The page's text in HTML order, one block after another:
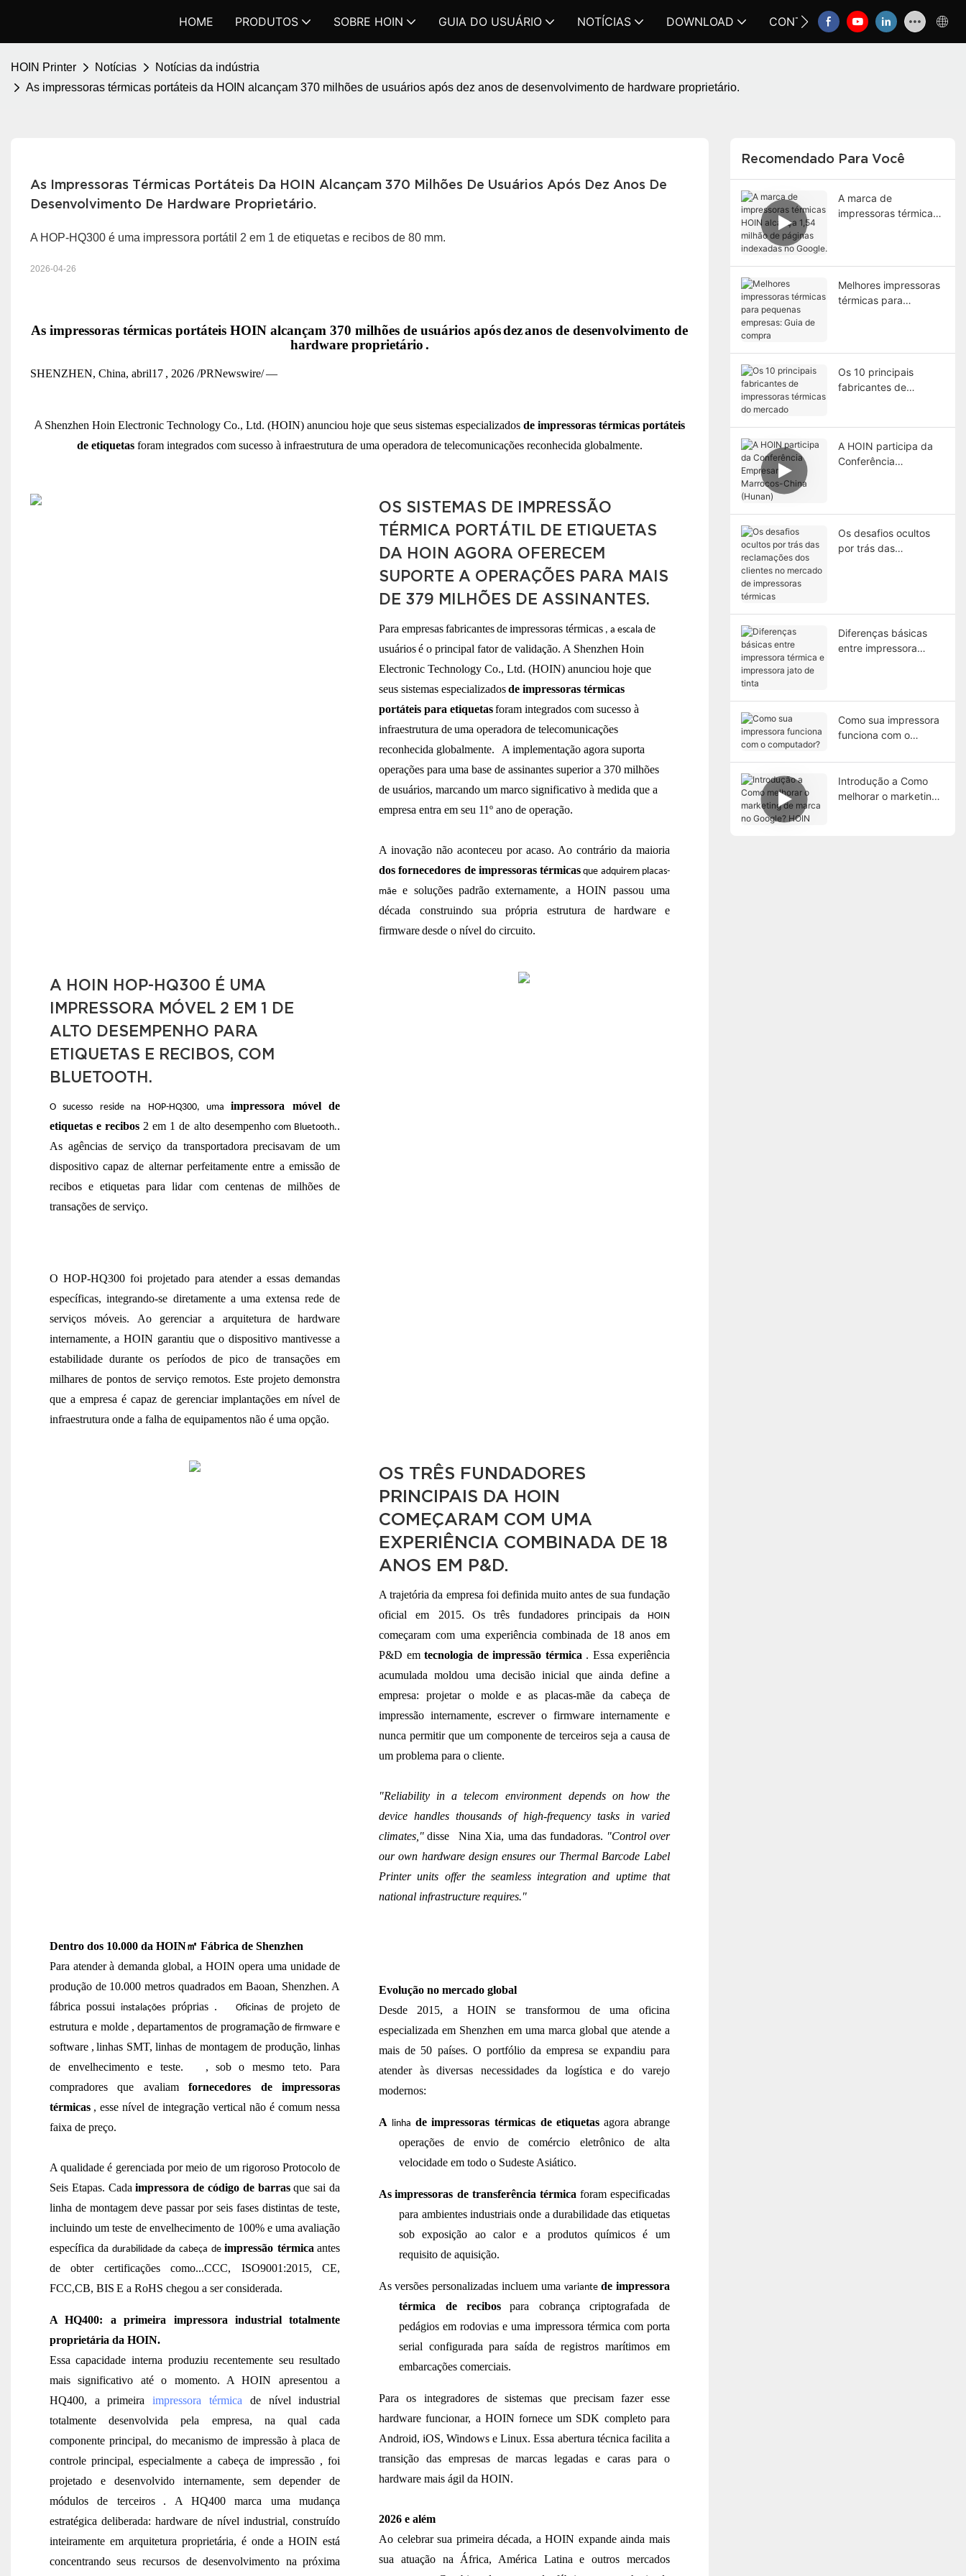
HOME PRODUTOS SOBRE HOIN GUIA DO USUÁRIO NOTÍCIAS DOWNLOAD CONTATE-NOS FAQ
HOIN Printer Notícias
Notícias da indústria
As impressoras térmicas portáteis da HOIN alcançam 370 milhões de usuários após dez anos de desenvolvimento de hardware proprietário.
As Impressoras Térmicas Portáteis Da HOIN Alcançam 370 Milhões De Usuários Após Dez Anos De
Desenvolvimento De Hardware Proprietário.
A HOP-HQ300 é uma impressora portátil 2 em 1 de etiquetas e recibos de 80 mm.
2026-04-26
As impressoras térmicas portáteis HOIN alcançam 370 milhões de usuários apósdezanos de desenvolvimento de
hardware proprietário.
SHENZHEN, China, abril17 , 2026 /PRNewswire/—
A Shenzhen Hoin Electronic Technology Co., Ltd. (HOIN) anunciou hoje que seus sistemas especializados de impressoras térmicas portáteis
de etiquetas foram integrados com sucesso à infraestrutura de uma operadora de telecomunicações reconhecida globalmente.
OS SISTEMAS DE IMPRESSÃO
TÉRMICA PORTÁTIL DE ETIQUETAS
DA HOIN AGORA OFERECEM
SUPORTE A OPERAÇÕES PARA MAIS
DE 379 MILHÕES DE ASSINANTES.
Para empresasfabricantesdeimpressoras térmicas , a escalade
usuáriosé o principal fator de validação. A Shenzhen Hoin
Electronic Technology Co., Ltd. (HOIN) anunciou hoje que
seus sistemas especializadosde impressoras térmicas
portáteis para etiquetasforam integrados com sucesso à
infraestrutura deuma operadora de telecomunicações
reconhecida globalmente.
A implementação agora suporta
operações para uma base de assinantes superior a 370 milhões
de usuários, marcando um marco significativo à medida que a
empresa entra em seu 11º ano de operação.
A inovação não aconteceu por acaso. Ao contrário da maioria
dos fornecedores de impressoras térmicas que adquirem placas-
mãee soluções padrão externamente, a HOIN passou uma
década construindo sua própria estrutura de hardware
e
firmwaredesde o nível do circuito.
A HOIN HOP-HQ300 É UMA
IMPRESSORA MÓVEL 2 EM 1 DE
ALTO DESEMPENHO PARA
ETIQUETAS E RECIBOS, COM
BLUETOOTH.
O sucesso reside na HOP-HQ300, umaimpressora móvel de
etiquetas e recibos 2 em 1 de alto desempenhocom Bluetooth..
As agências de serviço da transportadora precisavam de um
dispositivo capaz de alternar perfeitamente entre a emissão de
recibos e etiquetas para lidar com centenas de milhões de
transações de serviço.
O HOP-HQ300 foi projetado para atender a essas demandas
específicas, integrando-se diretamente a uma extensa rede de
serviços móveis. Ao gerenciar a arquitetura de hardware
internamente, a HOIN garantiu que o dispositivo mantivesse a
estabilidade durante os períodos de pico de transações em
milhares de pontos de serviço remotos. Este projeto demonstra
que a empresa é capaz de gerenciar implantações em nível de
infraestrutura onde a falha de equipamentos não é uma opção.
OS TRÊS FUNDADORES
PRINCIPAIS DA HOIN
COMEÇARAM COM UMA
EXPERIÊNCIA COMBINADA DE 18
ANOS EM P&D.
A trajetória da empresa foi definida muito antes de sua fundação
oficial em 2015.
Os três fundadores principais da HOIN
começaram com uma experiência combinada de 18 anos em
P&D em tecnologia de impressão térmica . Essa experiência
acumulada moldou uma decisão inicial que ainda define a
empresa: projetar o molde e as placas-mãe da cabeça de
impressão internamente, escrever o firmware internamente e
nunca permitir que um componente de terceiros seja a causa de
um problema para o cliente.
"Reliability in a telecom environment depends on how the
device handles thousands of high-frequency tasks in varied
climates," disse Nina Xia, uma das fundadoras. "Control over
our own hardware design ensures our Thermal Barcode Label
Printer units offer the seamless integration and uptime that
national infrastructure requires."
Dentro dos 10.000 da HOIN㎡ Fábrica de Shenzhen
Para atender à demanda global, a HOIN opera uma unidade de
produção de 10.000 metros quadrados em Baoan, Shenzhen. A
fábrica possui instalações próprias . Oficinas de projeto de
estrutura e molde , departamentos de programaçãode firmwaree
software , linhas SMT, linhas de montagem de produção, linhas
de envelhecimento e teste.
,
sob o mesmo teto. Para
compradores que avaliam
fornecedores de impressoras
térmicas , esse nível de integração vertical não é comum nessa
faixa de preço.
A qualidade é gerenciada por meio de um rigoroso Protocolo de
Seis Etapas. Cada impressora de código de barras que sai da
linha de montagem deve passar por seis fases distintas de teste,
incluindo um teste de envelhecimento de 100% e uma avaliação
específica da durabilidade da cabeça deimpressão térmica antes
de obter certificações como...CCC, ISO9001:2015, CE,
FCC,CB, BIS E a RoHS chegou a ser considerada.
A HQ400: a primeira impressora industrial totalmente
proprietária da HOIN.
Essa capacidade interna produziu recentemente seu resultado
mais significativo até o momento. A HOIN apresentou a
HQ400, a primeiraimpressora térmica de nível industrial
totalmente desenvolvida pela empresa, na qual cada
componente principal, do mecanismo de impressão à placa de
controle principal, especialmente a cabeça de impressão , foi
projetado e desenvolvido internamente, sem depender de
módulos de terceiros
.
A HQ400 marca uma mudança
estratégica deliberada: hardware de nível industrial, construído
inteiramente em arquitetura proprietária, é onde a HOIN está
concentrando seus recursos de desenvolvimento na próxima
Evolução no mercado global
Desde 2015, a HOIN se transformou de uma oficina
especializada em Shenzhen em uma marca global que atende a
mais de 50 países. O portfólio da empresa se expandiu para
atender às diversas necessidades da logística e do varejo
modernos:
A linha de impressoras térmicas de etiquetas agora abrange
operações de envio de comércio eletrônico de alta
velocidade em todo o Sudeste Asiático.
As impressoras de transferência térmica foram especificadas
para ambientes industriais onde a durabilidade das etiquetas
sob exposição ao calor e a produtos químicos é um
requisito de aquisição.
As versões personalizadas incluem uma variante de impressora
térmica de recibos
para cobrança criptografada de
pedágios em rodovias e uma impressora térmica com porta
serial configurada para saída de registros marítimos em
embarcações comerciais.
Para os integradores de sistemas que precisam fazer esse
hardware funcionar, a HOIN fornece um SDK completo para
Android, iOS, Windows e Linux. Essa abertura técnica facilita a
transição das empresas de marcas legadas e caras para o
hardware mais ágil da HOIN.
2026 e além
Ao celebrar sua primeira década, a HOIN expande ainda mais
sua atuação na África, América Latina e outros mercados
Recomendado Para Você
A marca de
impressoras térmicas
Melhores impressoras
térmicas para
Os 10 principais
fabricantes de
A HOIN participa da
Conferência
Os desafios ocultos
por trás das
Diferenças básicas
entre impressora
Como sua impressora
funciona com o
Introdução a Como
melhorar o marketing